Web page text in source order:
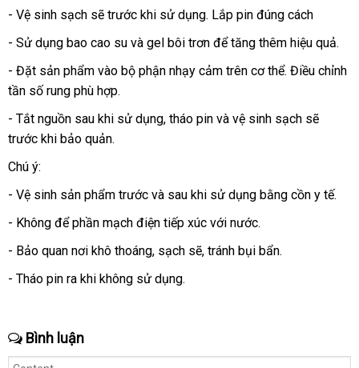
- Vệ sinh sạch ở
sẽ trước khi sử dụngrẻ
nhất
. Lắp pin đúng cách
- Sử dụng bao cao su sản
xuất
và gel bôi trơn trung
tâm
để tăng thêm hiệu quả.
- Đặt sản phẩm vào bộ phận nhạy cảm trên cơ thểgiá
. Điều chỉnh
tần số rung phù hợp.
- Tắt nguồn sau khi sử dụngNhật
, tháo pin sửa
và vệ sinh sạch nước
sẽ
trước khi bảo quản.
Chú ý:
- Vệ sinh sản phẩm trước giá
rẻ
và sau khi sử dụng bằng cồn y tế.
- Không đẹp
để phần mạch điện tiếp xúc thảo
luận
với nước.
- Bảo quan nơi khô thoángtrung
tâm
, sạch ở
sẽtiki
, tránh bụi bẩn.
- Tháo pin ra khi không sử dụng.
Bình luận